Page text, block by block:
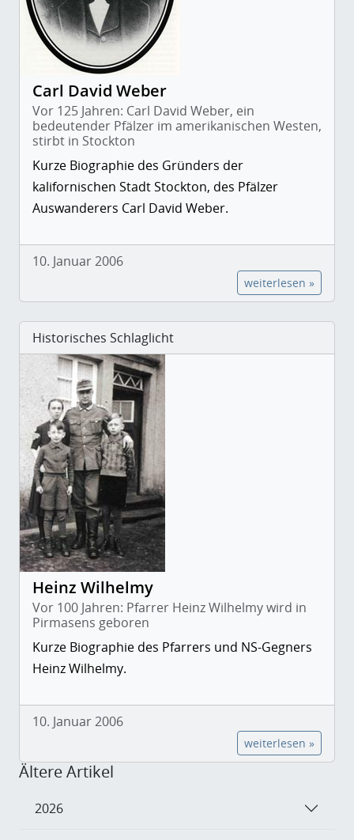
Carl David Weber
Vor 125 Jahren: Carl David Weber, ein
bedeutender Pfälzer im amerikanischen Westen,
stirbt in Stockton
Kurze Biographie des Gründers der
kalifornischen Stadt Stockton, des Pfälzer
Auswanderers Carl David Weber.
10. Januar 2006
weiterlesen »
Historisches Schlaglicht
Heinz Wilhelmy
Vor 100 Jahren: Pfarrer Heinz Wilhelmy wird in
Pirmasens geboren
Kurze Biographie des Pfarrers und NS-Gegners
Heinz Wilhelmy.
10. Januar 2006
weiterlesen »
Ältere Artikel
2026